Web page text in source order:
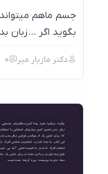
جسم ماهم میتواند
بگوید اگر … زبان بدن body ...
دکتر مازیار میر 0